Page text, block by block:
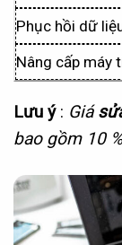
Phục hồi dữ
Nâng cấp máy
Lưu ý : Giá
bao gồm 10